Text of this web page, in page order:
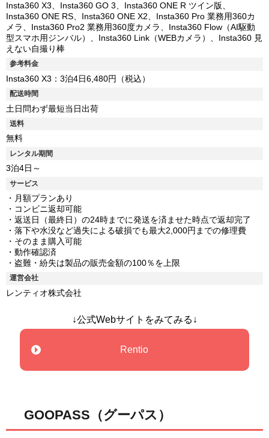
Insta360 X3、Insta360 GO 3、Insta360 ONE R ツイン版、
Insta360 ONE RS、Insta360 ONE X2、Insta360 Pro 業務用360カ
メラ、Insta360 Pro2 業務用360度カメラ、Insta360 Flow（AI駆動
型スマホ用ジンバル）、Insta360 Link（WEBカメラ）、Insta360 見
えない自撮り棒
参考料金
Insta360 X3：3泊4日6,480円（税込）
配送時間
土日問わず最短当日出荷
送料
無料
レンタル期間
3泊4日～
サービス
・月額プランあり
・コンビニ返却可能
・返送日（最終日）の24時までに発送を済ませた時点で返却完了
・落下や水没など過失による破損でも最大2,000円までの修理費
・そのまま購入可能
・動作確認済
・盗難・紛失は製品の販売金額の100％を上限
運営会社
レンティオ株式会社
↓公式Webサイトをみてみる↓
Rentio
GOOPASS（グーパス）